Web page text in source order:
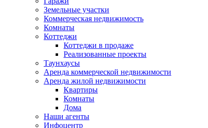
Земельные участки
Коммерческая недвижимость
Комнаты
Коттеджи
Коттеджи в продаже
Реализованные проекты
Таунхаусы
Аренда коммерческой недвижимости
Аренда жилой недвижимости
Квартиры
Комнаты
Дома
Наши агенты
Инфоцентр